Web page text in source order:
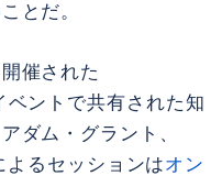
とだ。
催された
ベントで共有された知
ダム・グラント、
るセッションはオン